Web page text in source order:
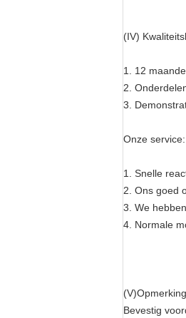
(IV)
1. 12
2.
3.
Onze service:
1. Snelle
2. Ons goed
3. We
4. Normale
Bevestig